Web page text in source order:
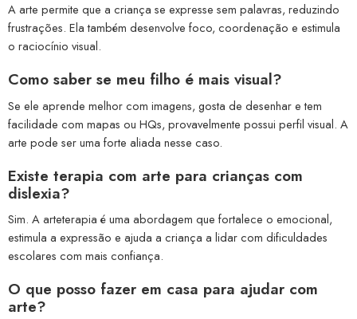
A arte permite que a criança se expresse sem palavras, reduzindo
frustrações. Ela também desenvolve foco, coordenação e estimula
o raciocínio visual.
Como saber se meu filho é mais visual?
Se ele aprende melhor com imagens, gosta de desenhar e tem
facilidade com mapas ou HQs, provavelmente possui perfil visual. A
arte pode ser uma forte aliada nesse caso.
Existe terapia com arte para crianças com
dislexia?
Sim. A arteterapia é uma abordagem que fortalece o emocional,
estimula a expressão e ajuda a criança a lidar com dificuldades
escolares com mais confiança.
O que posso fazer em casa para ajudar com
arte?